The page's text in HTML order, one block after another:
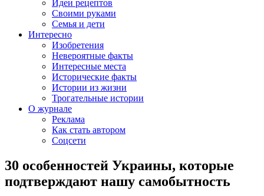
Идеи рецептов
Своими руками
Семья и дети
Интересно
Изобретения
Невероятные факты
Интересные места
Исторические факты
Истории из жизни
Трогательные истории
О журнале
Реклама
Как стать автором
Соцсети
30 особенностей Украины, которые
подтверждают нашу самобытность